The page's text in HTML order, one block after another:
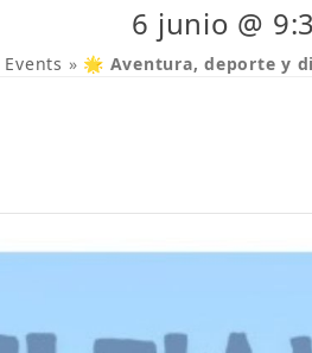
6 junio @
Events » 🌟 Aventura, deporte y